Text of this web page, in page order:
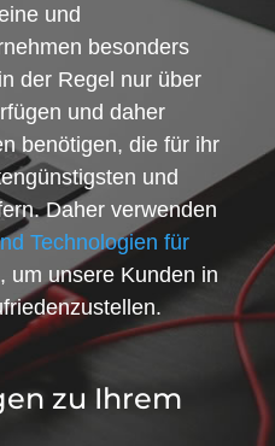
und
besonders
der Regel nur über
und daher
benötigen, die für ihr
und
Daher verwenden
Technologien für
, um unsere Kunden in
zu Ihrem